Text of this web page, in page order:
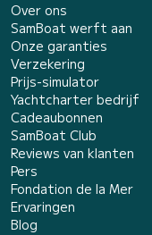
Over ons
SamBoat werft aan
Onze garanties
Verzekering
Prijs-simulator
Yachtcharter bedrijf
Cadeaubonnen
SamBoat Club
Reviews van klanten
Pers
Fondation de la Mer
Ervaringen
Blog